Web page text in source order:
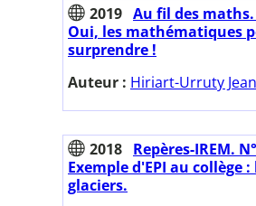
2019 Au fil des maths.
Oui, les mathématiques
surprendre !
Auteur : Hiriart-Urruty
2018 Repères-IREM.
Exemple d'EPI au collège
glaciers.